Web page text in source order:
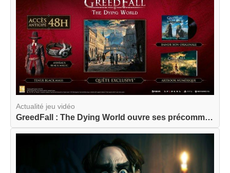
Actualité jeu vidéo
GreedFall : The Dying World ouvre ses précommand...